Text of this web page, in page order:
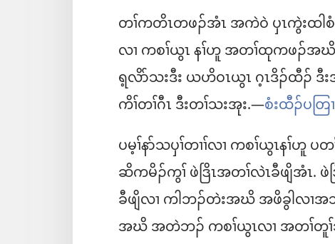
တၢ်ကတိၤတဖၣ်အံၤ အကဲဝဲ ပှၤကွဲးထါ
လၢ ကစၢ်ယွၤ နၢ်ဟူ အတၢ်ထုကဖၣ်အ
ရ့လိာ်သးဒီး ယဟိဝၤယွၤ ဂ့ၤဒိၣ်ထီၣ်​ ဒီ
ကိၢ်တၢ်ဂီၤ ဒီးတၢ်သးအုး.—စံးထီၣ်ပတြ
ပမ့ၢ်နာ်သပှၢ်တၢၢ်လၢ ကစၢ်ယွၤနၢ်
ဆိကမိၣ်ကွၢ် ဖဲဒြိၤအတၢ်လဲၤခီဖျိအံၤ.
ခီဖျိလၢ ကါဘၣ်တဲးအဃိ အဖိခွါလၢအ
အဃိ အတဲဘၣ်​ ကစၢ်ယွၤလၢ အတၢ်တူ